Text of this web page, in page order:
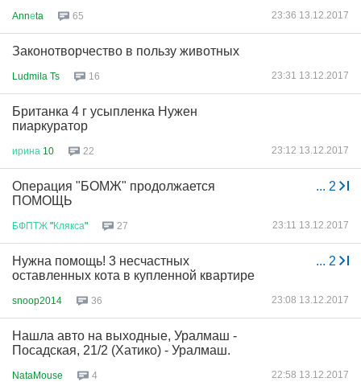
Annеta 65 23:36 13.12.2017
Законотворчество в пользу животных
Ludmila Ts 16 23:31 13.12.2017
Британка 4 г усыпленка Нужен
пиаркуратор
ирина 10 22 23:12 13.12.2017
... 2
Операция "БОМЖ" продолжается
ПОМОЩЬ
БФПТЖ "Клякса" 27 23:11 13.12.2017
... 2
Нужна помощь! 3 несчастных
оставленных кота в купленной квартире
snoop2014 36 23:08 13.12.2017
Нашла авто на выходные, Уралмаш -
Посадская, 21/2 (Хатико) - Уралмаш.
NataMouse 4 22:58 13.12.2017